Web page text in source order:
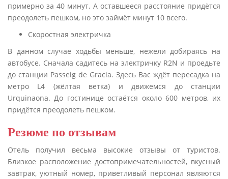
примерно за 40 минут. А оставшееся расстояние придётся
преодолеть пешком, но это займёт минут 10 всего.
Скоростная электричка
В данном случае ходьбы меньше, нежели добираясь на
автобусе. Сначала садитесь на электричку R2N и проедьте
до станции Passeig de Gracia. Здесь Вас ждёт пересадка на
метро L4 (жёлтая ветка) и движемся до станции
Urquinaona. До гостинице остаётся около 600 метров, их
придётся преодолеть пешком.
Резюме по отзывам
Отель получил весьма высокие отзывы от туристов.
Близкое расположение достопримечательностей, вкусный
завтрак, уютный номер, приветливый персонал являются